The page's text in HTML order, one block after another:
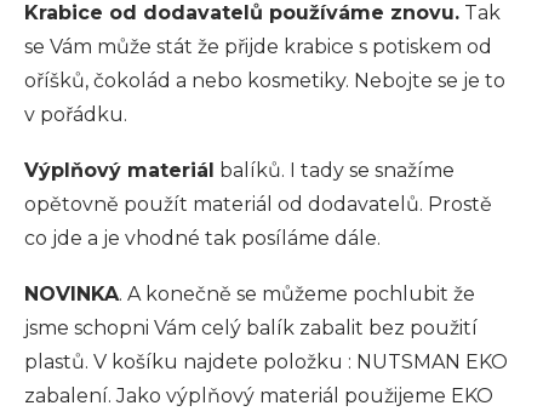
Krabice od dodavatelů používáme znovu. Tak
se Vám může stát že přijde krabice s potiskem od
oříšků, čokolád a nebo kosmetiky. Nebojte se je to
v pořádku.
Výplňový materiál balíků. I tady se snažíme
opětovně použít materiál od dodavatelů. Prostě
co jde a je vhodné tak posíláme dále.
NOVINKA. A konečně se můžeme pochlubit že
jsme schopni Vám celý balík zabalit bez použití
plastů. V košíku najdete položku : NUTSMAN EKO
zabalení. Jako výplňový materiál použijeme EKO